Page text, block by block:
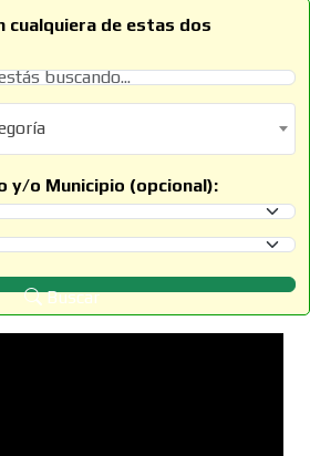
cualquiera de estas dos
y/o Municipio (opcional):
Buscar